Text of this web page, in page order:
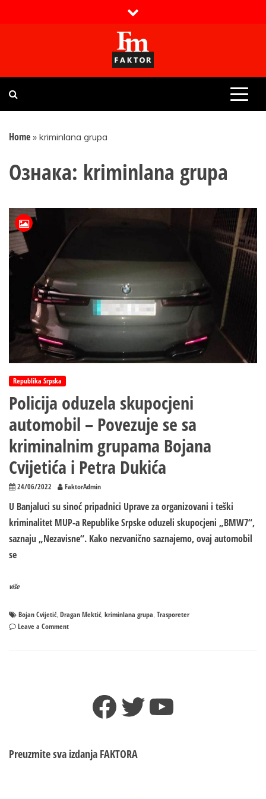
Faktor magazin
Uvijek presudan
Home » kriminlana grupa
Ознака: kriminlana grupa
Republika Srpska
Policija oduzela skupocjeni
automobil – Povezuje se sa
kriminalnim grupama Bojana
Cvijetića i Petra Dukića
24/06/2022 FaktorAdmin
U Banjaluci su sinoć pripadnici Uprave za organizovani i teški
kriminalitet MUP-a Republike Srpske oduzeli skupocjeni „BMW7“,
saznaju „Nezavisne“. Kako nezvanično saznajemo, ovaj automobil
se
više
Bojan Cvijetić, Dragan Mektić, kriminlana grupa, Trasporeter
Leave a Commenton
Bojana
Facebook
TwitterYouTube
Preuzmite sva izdanja FAKTORA